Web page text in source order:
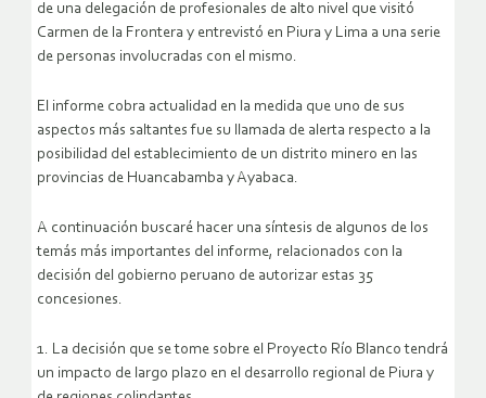
de una delegación de profesionales de alto nivel que visitó
Carmen de la Frontera y entrevistó en Piura y Lima a una serie
de personas involucradas con el mismo.
El informe cobra actualidad en la medida que uno de sus
aspectos más saltantes fue su llamada de alerta respecto a la
posibilidad del establecimiento de un distrito minero en las
provincias de Huancabamba y Ayabaca.
A continuación buscaré hacer una síntesis de algunos de los
temás más importantes del informe, relacionados con la
decisión del gobierno peruano de autorizar estas 35
concesiones.
1. La decisión que se tome sobre el Proyecto Río Blanco tendrá
un impacto de largo plazo en el desarrollo regional de Piura y